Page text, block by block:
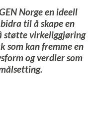
Norge en ideell
til å skape en
virkeliggjøring
som kan fremme en
og verdier som